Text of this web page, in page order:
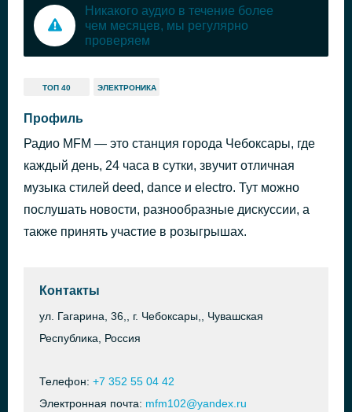
Никакого аудио в течение более
чем месяцев, мы регулярно
проверяем
ТОП 40 ЭЛЕКТРОНИКА
Профиль
Радио MFM — это станция города Чебоксары, где
каждый день, 24 часа в сутки, звучит отличная
музыка стилей deed, dance и electro. Тут можно
послушать новости, разнообразные дискуссии, а
также принять участие в розыгрышах.
Контакты
ул. Гагарина, 36,, г. Чебоксары,, Чувашская
Республика, Россия
Телефон: +7 352 55 04 42
Электронная почта: mfm102@yandex.ru